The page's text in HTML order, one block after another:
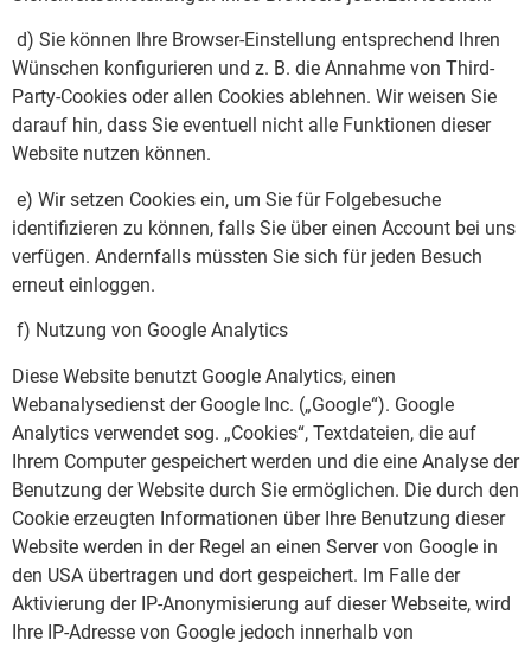
d) Sie können Ihre Browser-Einstellung entsprechend Ihren
Wünschen konfigurieren und z. B. die Annahme von Third-
Party-Cookies oder allen Cookies ablehnen. Wir weisen Sie
darauf hin, dass Sie eventuell nicht alle Funktionen dieser
Website nutzen können.
e) Wir setzen Cookies ein, um Sie für Folgebesuche
identifizieren zu können, falls Sie über einen Account bei uns
verfügen. Andernfalls müssten Sie sich für jeden Besuch
erneut einloggen.
f) Nutzung von Google Analytics
Diese Website benutzt Google Analytics, einen
Webanalysedienst der Google Inc. („Google“). Google
Analytics verwendet sog. „Cookies“, Textdateien, die auf
Ihrem Computer gespeichert werden und die eine Analyse der
Benutzung der Website durch Sie ermöglichen. Die durch den
Cookie erzeugten Informationen über Ihre Benutzung dieser
Website werden in der Regel an einen Server von Google in
den USA übertragen und dort gespeichert. Im Falle der
Aktivierung der IP-Anonymisierung auf dieser Webseite, wird
Ihre IP-Adresse von Google jedoch innerhalb von